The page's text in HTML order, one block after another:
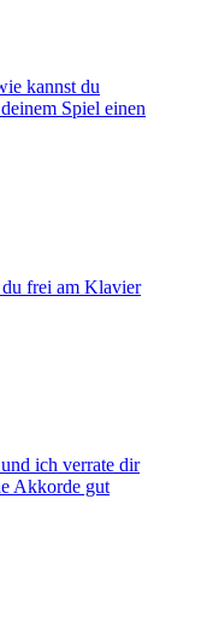
kannst du
Spiel einen
frei am Klavier
ich verrate dir
Akkorde gut